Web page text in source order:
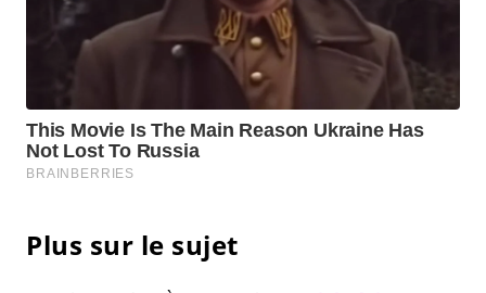
Plus sur le sujet